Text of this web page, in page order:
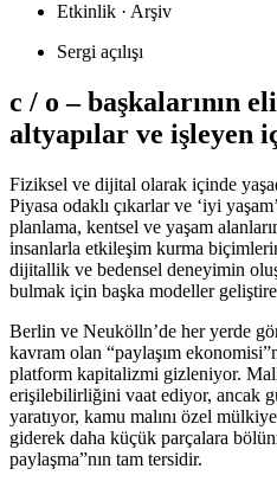
Etkinlik · Arşiv
Sergi açılışı
c / o – başkalarının
altyapılar ve işleyen
Fiziksel ve dijital olarak içinde
Piyasa odaklı çıkarlar ve ‘iyi
planlama, kentsel ve yaşam
insanlarla etkileşim kurma
dijitallik ve bedensel deneyimin
bulmak için başka modeller
Berlin ve Neukölln’de her yerde
kavram olan “paylaşım
platform kapitalizmi gizleniyor.
erişilebilirliğini vaat ediyor, ancak
yaratıyor, kamu malını özel
giderek daha küçük parçalara
paylaşma”nın tam tersidir.